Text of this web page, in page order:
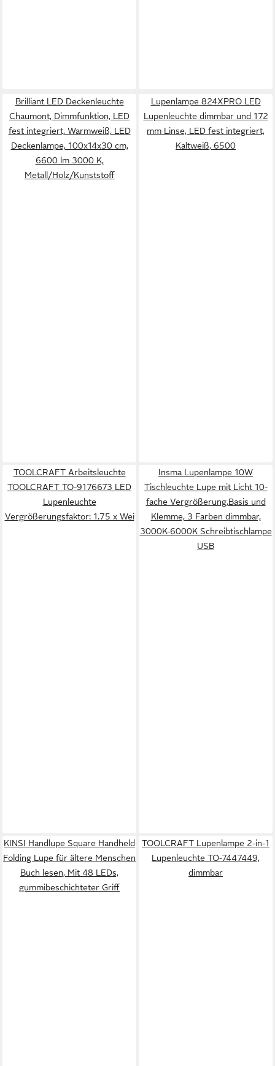
Brilliant LED Deckenleuchte
Chaumont, Dimmfunktion, LED
fest integriert, Warmweiß, LED
Deckenlampe, 100x14x30 cm,
6600 lm 3000 K,
Metall/Holz/Kunststoff
Lupenlampe 824XPRO LED
Lupenleuchte dimmbar und 172
mm Linse, LED fest integriert,
Kaltweiß, 6500
TOOLCRAFT Arbeitsleuchte
TOOLCRAFT TO-9176673 LED
Lupenleuchte
Vergrößerungsfaktor: 1.75 x Wei
Insma Lupenlampe 10W
Tischleuchte Lupe mit Licht 10-
fache Vergrößerung,Basis und
Klemme, 3 Farben dimmbar,
3000K-6000K Schreibtischlampe
USB
KINSI Handlupe Square Handheld
Folding Lupe für ältere Menschen
Buch lesen, Mit 48 LEDs,
gummibeschichteter Griff
TOOLCRAFT Lupenlampe 2-in-1
Lupenleuchte TO-7447449,
dimmbar